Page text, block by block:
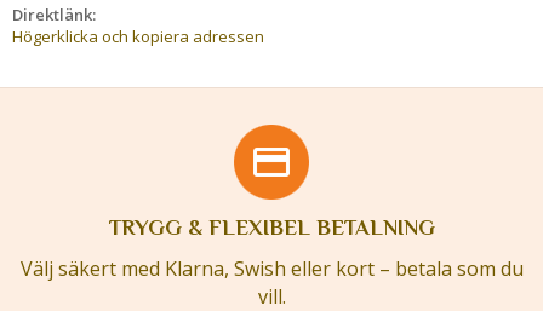
Direktlänk:
Högerklicka och kopiera adressen
TRYGG & FLEXIBEL BETALNING
Välj säkert med Klarna, Swish eller kort – betala som du
vill.